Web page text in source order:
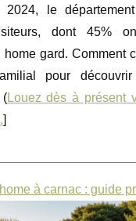
2024, le
dont 45%
home gard. Comment
pour
(Louez dès à présent
]
à carnac : guide